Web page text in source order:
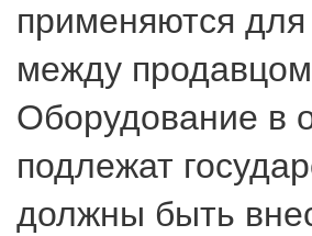
применяются
между
Оборудование в
подлежат
должны быть